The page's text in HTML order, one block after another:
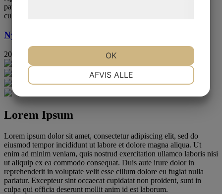
pariatur. Excepteur sint occaecat cupidatat non proident, sunt in
culpa qui officia deserunt mollit anim id est laborum.
Nyhet 3
2016-11-10 17:00:00
Lorem Ipsum
Lorem ipsum dolor sit amet, consectetur adipiscing elit, sed do
eiusmod tempor incididunt ut labore et dolore magna aliqua. Ut
enim ad minim veniam, quis nostrud exercitation ullamco laboris nisi
ut aliquip ex ea commodo consequat. Duis aute irure dolor in
reprehenderit in voluptate velit esse cillum dolore eu fugiat nulla
pariatur. Excepteur sint occaecat cupidatat non proident, sunt in
culpa qui officia deserunt mollit anim id est laborum.
AFVIS ALLE
OK